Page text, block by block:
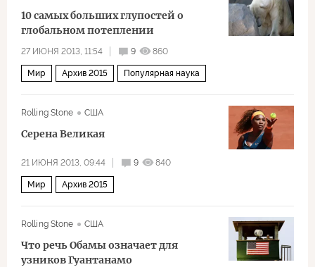
10 самых больших глупостей о
глобальном потеплении
27 ИЮНЯ 2013, 11:54 9 860
Мир Архив 2015 Популярная наука
Rolling Stone США
Серена Великая
21 ИЮНЯ 2013, 09:44 9 840
Мир Архив 2015
Rolling Stone США
Что речь Обамы означает для
узников Гуантанамо